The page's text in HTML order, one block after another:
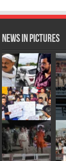
News in Pictures